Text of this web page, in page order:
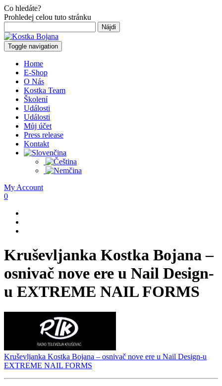
Co hledáte?
Prohledej celou tuto stránku
Toggle navigation
Home
E-Shop
O Nás
Kostka Team
Školení
Události
Události
Můj účet
Press release
Kontakt
My Account
0
Kruševljanka Kostka Bojana –
osnivač nove ere u Nail Design-
u EXTREME NAIL FORMS
Kruševljanka Kostka Bojana – osnivač nove ere u Nail Design-u
EXTREME NAIL FORMS